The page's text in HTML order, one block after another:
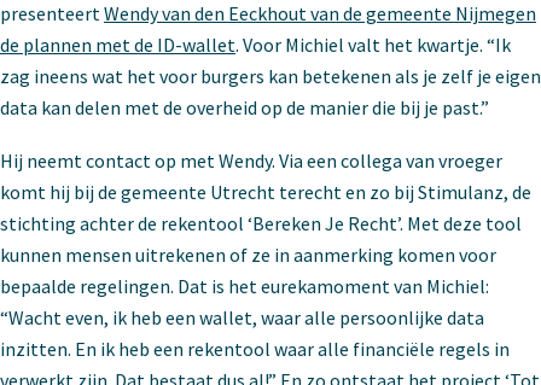
presenteertWendy van den Eeckhout van de gemeente Nijmegen
de plannen met de ID-wallet. Voor Michiel valt het kwartje. “Ik
zag ineens wat het voor burgers kan betekenen als je zelf je eigen
data kan delen met de overheid op de manier die bij je past.”
Hij neemt contact op met Wendy. Via een collega van vroeger
komt hij bij de gemeente Utrecht terecht en zo bij Stimulanz, de
stichting achter de rekentool ‘Bereken Je Recht’. Met deze tool
kunnen mensen uitrekenen of ze in aanmerking komen voor
bepaalde regelingen. Dat is het eurekamoment van Michiel:
“Wacht even, ik heb een wallet, waar alle persoonlijke data
inzitten. En ik heb een rekentool waar alle financiële regels in
verwerkt zijn. Dat bestaat dus al!” En zo ontstaat het project ‘Tot